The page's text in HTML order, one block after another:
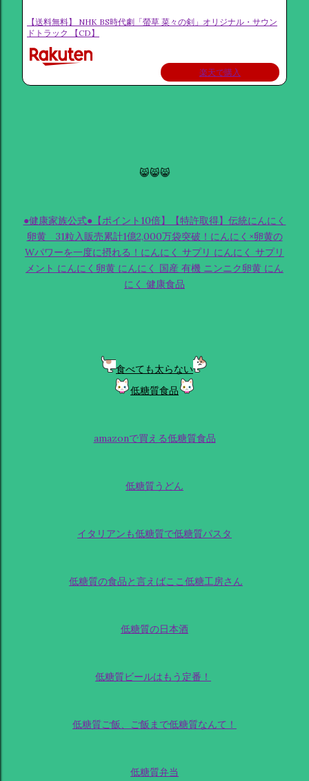
【送料無料】 NHK BS時代劇「螢草 菜々の剣」オリジナル・サウン
ドトラック 【CD】
楽天で購入
😸😸😸
●健康家族公式●【ポイント10倍】【特許取得】伝統にんにく
卵黄 31粒入販売累計1億2,000万袋突破！にんにく×卵黄の
Wパワーを一度に摂れる！にんにく サプリ にんにく サプリ
メント にんにく卵黄 にんにく 国産 有機 ニンニク卵黄 にん
にく 健康食品
食べても太らない
低糖質食品
amazonで買える低糖質食品
低糖質うどん
イタリアンも低糖質で低糖質パスタ
低糖質の食品と言えばここ低糖工房さん
低糖質の日本酒
低糖質ビールはもう定番！
低糖質ご飯、ご飯まで低糖質なんて！
低糖質弁当